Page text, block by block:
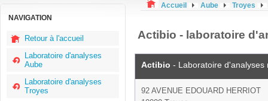
NAVIGATION
Retour à l'accueil
Laboratoire d'analyses
Aube
Laboratoire d'analyses
Troyes
Accueil Aube Troyes
Actibio - laboratoire
Actibio - Laboratoire d'analyses
92 AVENUE EDOUARD HERRIOT